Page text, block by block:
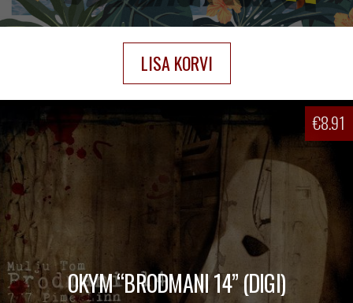
LISA KORVI
€8.91
OKYM “BRODMANI 14” (DIGI)